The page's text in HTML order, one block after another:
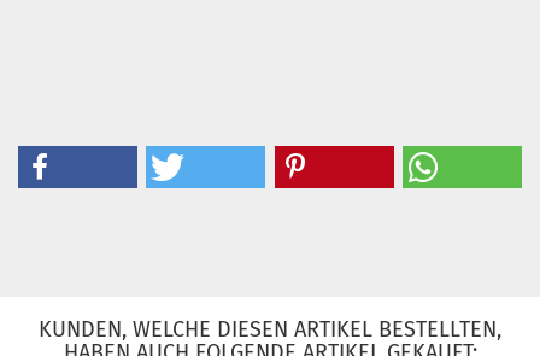
KUNDEN, WELCHE DIESEN ARTIKEL BESTELLTEN,